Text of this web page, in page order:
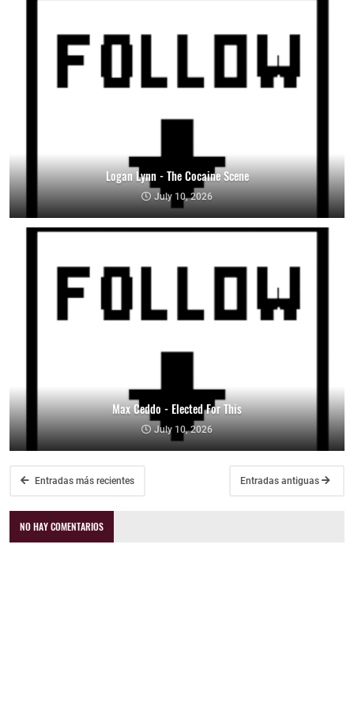
Logan Lynn - The Cocaine Scene
July 10, 2026
Max Ceddo - Elected For This
July 10, 2026
Entradas más recientes Entradas antiguas
NO HAY COMENTARIOS